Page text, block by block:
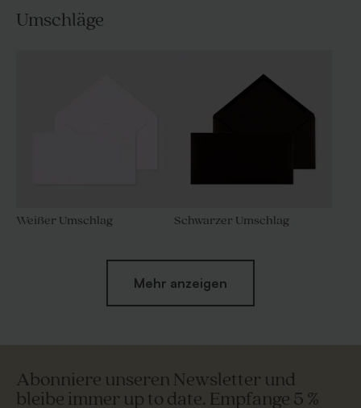
Umschläge
Weißer Umschlag Schwarzer Umschlag
Mehr anzeigen
Abonniere unseren Newsletter und
bleibe immer up to date. Empfange 5 %